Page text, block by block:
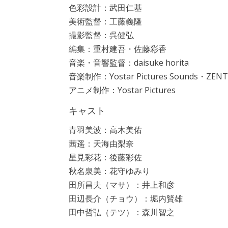
色彩設計：武田仁基
美術監督：工藤義隆
撮影監督：呉健弘
編集：重村建吾・佐藤彩香
音楽・音響監督：daisuke horita
音楽制作：Yostar Pictures Sounds・
アニメ制作：Yostar Pictures
キャスト
青羽美波：高木美佑
茜遥：天海由梨奈
星見彩花：後藤彩佐
秋名泉美：花守ゆみり
田所昌夫（マサ）：井上和彦
田辺長介（チョウ）：堀内賢雄
田中哲弘（テツ）：森川智之